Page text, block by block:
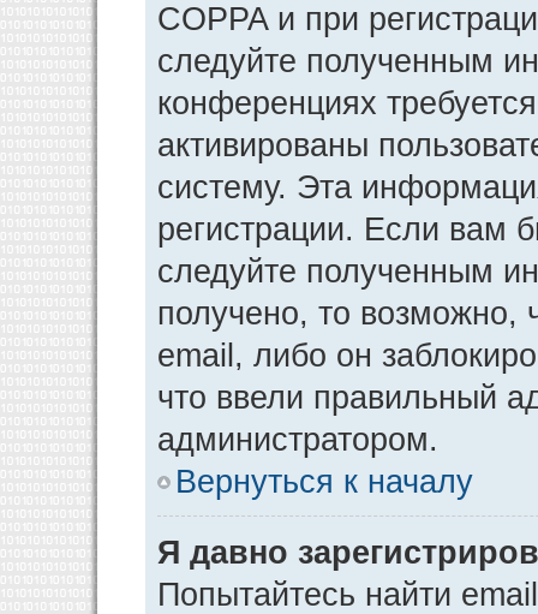
COPPA и при
следуйте полученным
конференциях
активированы
систему. Эта
регистрации. Если вам
следуйте полученным
получено, то возможно,
email, либо он
что ввели правильный
администратором.
Вернуться к началу
Я давно
Попытайтесь найти